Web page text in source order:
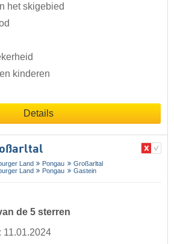
het skigebied
kinderen
Details
Land Pongau
Großarltal
Land Pongau Gastein
de 5 sterren
11.01.2024